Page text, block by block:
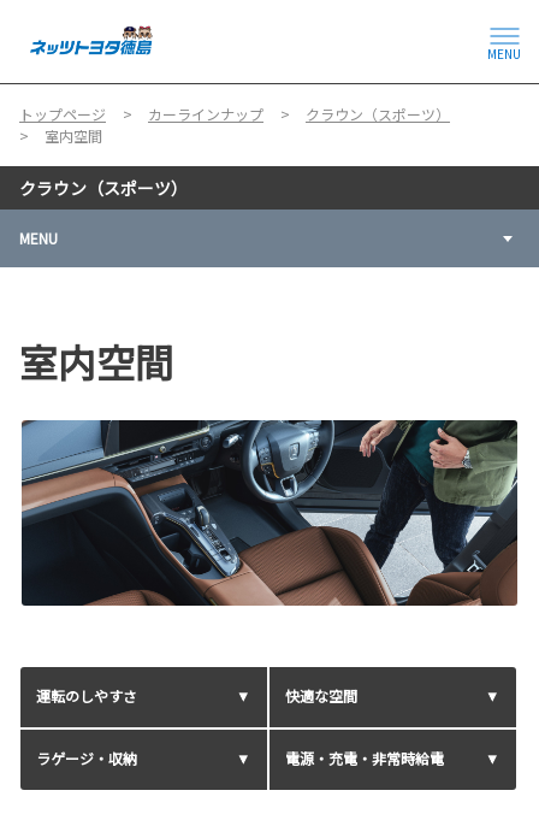
MENU
トップページ カーラインナップ
クラウン（スポーツ）
室内空間
クラウン（スポーツ）
MENU
室内空間
運転のしやすさ 快適な空間
ラゲージ・収納 電源・充電・非常時給電